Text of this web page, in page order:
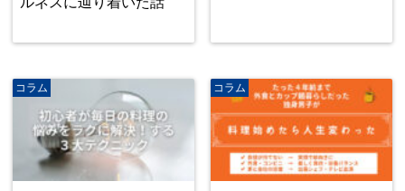
コラム コラム